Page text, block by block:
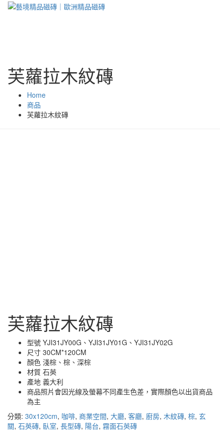
芙蘿拉木紋磚
Home
商品
芙蘿拉木紋磚
芙蘿拉木紋磚
型號 YJI31JY00G、YJI31JY01G、YJI31JY02G
尺寸 30CM*120CM
顏色 淺棕、棕、深棕
材質 石英
產地 義大利
商品照片會因光線及螢幕不同產生色差，實際顏色以出貨商品
為主
分類: 30x120cm, 咖啡, 商業空間, 大廳, 客廳, 廚房, 木紋磚, 棕, 玄
關, 石英磚, 臥室, 長型磚, 陽台, 霧面石英磚